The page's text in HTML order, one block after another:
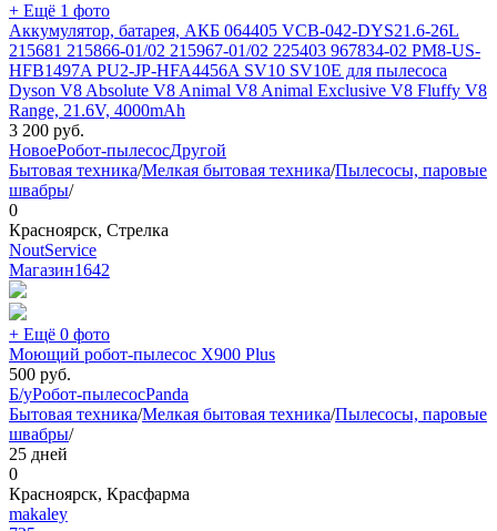
+ Ещё 1 фото
Аккумулятор, батарея, АКБ 064405 VCB-042-DYS21.6-26L
215681 215866-01/02 215967-01/02 225403 967834-02 PM8-US-
HFB1497A PU2-JP-HFA4456A SV10 SV10E для пылесоса
Dyson V8 Absolute V8 Animal V8 Animal Exclusive V8 Fluffy V8
Range, 21.6V, 4000mAh
3 200 руб.
НовоеРобот-пылесосДругой
Бытовая техника/Мелкая бытовая техника/Пылесосы, паровые
швабры/
0
Красноярск, Стрелка
NoutService
Магазин1642
+ Ещё 0 фото
Моющий робот-пылесос X900 Plus
500 руб.
Б/уРобот-пылесосPanda
Бытовая техника/Мелкая бытовая техника/Пылесосы, паровые
швабры/
25 дней
0
Красноярск, Красфарма
makaley